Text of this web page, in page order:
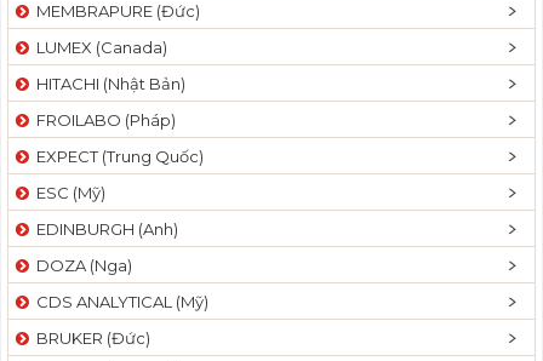
MEMBRAPURE (Đức)
LUMEX (Canada)
HITACHI (Nhật Bản)
FROILABO (Pháp)
EXPECT (Trung Quốc)
ESC (Mỹ)
EDINBURGH (Anh)
DOZA (Nga)
CDS ANALYTICAL (Mỹ)
BRUKER (Đức)